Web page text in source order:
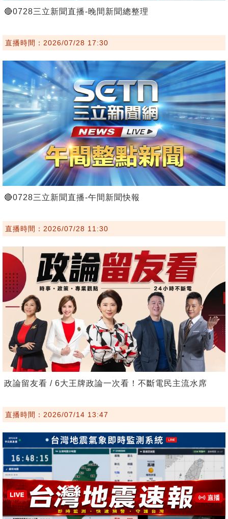
🔴0728三立新聞直播-晚間新聞總整理
直播時間：2026/07/28 17:30
🔴0728三立新聞直播-午間新聞快報
直播時間：2026/07/28 11:30
政論留友看 / 6大王牌政論一次看！不斷電民主流水席
直播時間：2026/07/14 13:47